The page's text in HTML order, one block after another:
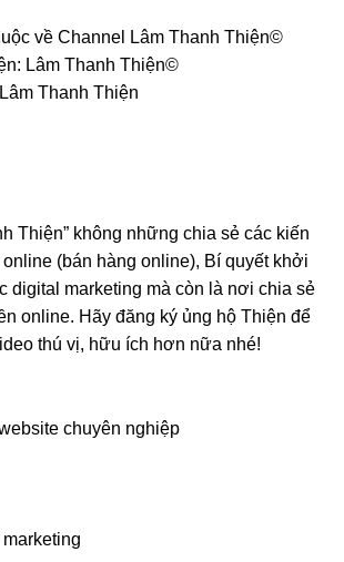
về Channel Lâm Thanh Thiện©️
Lâm Thanh Thiện©️
Thanh Thiện
Thiện” không những chia sẻ các kiến
(bán hàng online), Bí quyết khởi
digital marketing mà còn là nơi chia sẻ
online. Hãy đăng ký ủng hộ Thiện để
thú vị, hữu ích hơn nữa nhé!
chuyên nghiệp